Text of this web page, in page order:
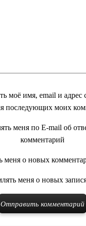
моё имя, email и адрес
последующих моих
меня по E-mail об
комментарий
меня о новых
меня о новых